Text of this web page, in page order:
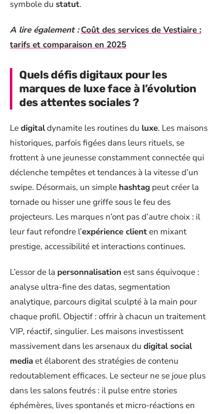
symbole du statut.
A lire également : Coût des services de Vestiaire :
tarifs et comparaison en 2025
Quels défis digitaux pour les
marques de luxe face à l’évolution
des attentes sociales ?
Ledigitaldynamite les routines du luxe. Les maisons
historiques, parfois figées dans leurs rituels, se
frottent à une jeunesse constamment connectée qui
déclenche tempêtes et tendances à la vitesse d’un
swipe. Désormais, un simple hashtag peut créer la
tornade ou hisser une griffe sous le feu des
projecteurs. Les marques n’ont pas d’autre choix : il
leur faut refondre l’expérience clienten mixant
prestige, accessibilité et interactions continues.
L’essor de la personnalisation est sans équivoque :
analyse ultra-fine des datas, segmentation
analytique, parcours digital sculpté à la main pour
chaque profil. Objectif : offrir à chacun un traitement
VIP, réactif, singulier. Les maisons investissent
massivement dans les arsenaux du digital social
mediaet élaborent des stratégies de contenu
redoutablement efficaces. Le secteur ne se joue plus
dans les salons feutrés : il pulse entre stories
éphémères, lives spontanés et micro-réactions en